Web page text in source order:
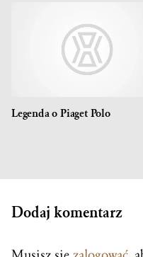
Legenda o Piaget Polo
Dodaj komentarz